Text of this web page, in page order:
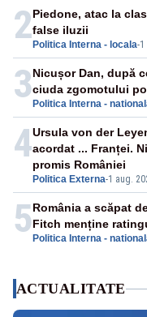
2 Politica Interna - locala-1
Piedone, atac la
false iluzii
3 Politica Interna -
Nicușor Dan, după
ciuda zgomotului
4
Politica Externa-1 aug.
Ursula von der
acordat ... Franței.
promis României
5 Politica Interna -
România a scăpat
Fitch menține
ACTUALITATE